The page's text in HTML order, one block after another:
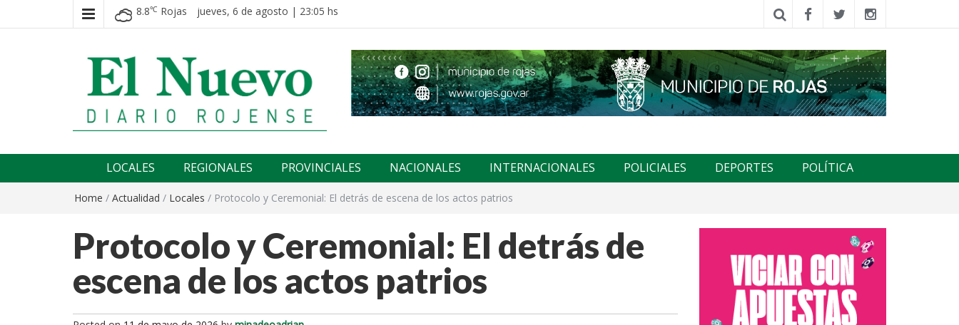
8.8℃ Rojas jueves, 6 de agosto | 23:05 hs
El nuevo rojense
LOCALES REGIONALES PROVINCIALES NACIONALES INTERNACIONALES POLICIALES DEPORTES POLÍTICA
Home / Actualidad / Locales / Protocolo y Ceremonial: El detrás de escena de los actos patrios
Protocolo y Ceremonial: El detrás de
escena de los actos patrios